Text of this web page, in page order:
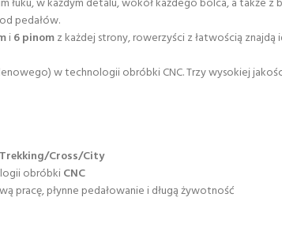
pedałów.
i6 pinomz każdej strony, rowerzyści z łatwością
w technologii obróbki CNC. Trzy wysokiej
Trekking/Cross/City
obróbkiCNC
pracę, płynne pedałowanie i długą żywotność